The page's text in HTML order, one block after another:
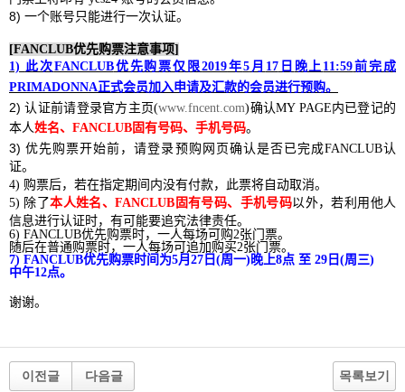
8) 一个账号只能进行一次认证。
[FANCLUB优先购票注意事项]
1) 此次FANCLUB优先购票仅限2019年5月 17日 晚上 11:59前完成
PRIMADONNA正式会员加入申请及汇款的会员进行预购。
2)认证前请登录官方主 页(www.fncent.com)确认MY PAGE内已登记的
本人姓名、 FANCLUB 固有号码、手机号码。
3)优先购票开始前，请登录预购网页确认是否已完成FANCLUB认
证。
4) 购票后， 若在指定期 间内没有付款， 此票将 自 动取消。
5) 除了本人姓名、FANCLUB 固有号码、手机号码以外，若利用他人
信息进行认证时， 有可能要追究法律责任。
6) FANCLUB优先购票时，一人每场可购2张门票。
随后在普通购票时，一人每场可追加购买2张门票。
7) FANCLUB优先购票时间为5月 27 日 (周一) 晚上8点 至 29 日 (周三)
中午12点。
谢谢。
이전글 다음글 목록보기